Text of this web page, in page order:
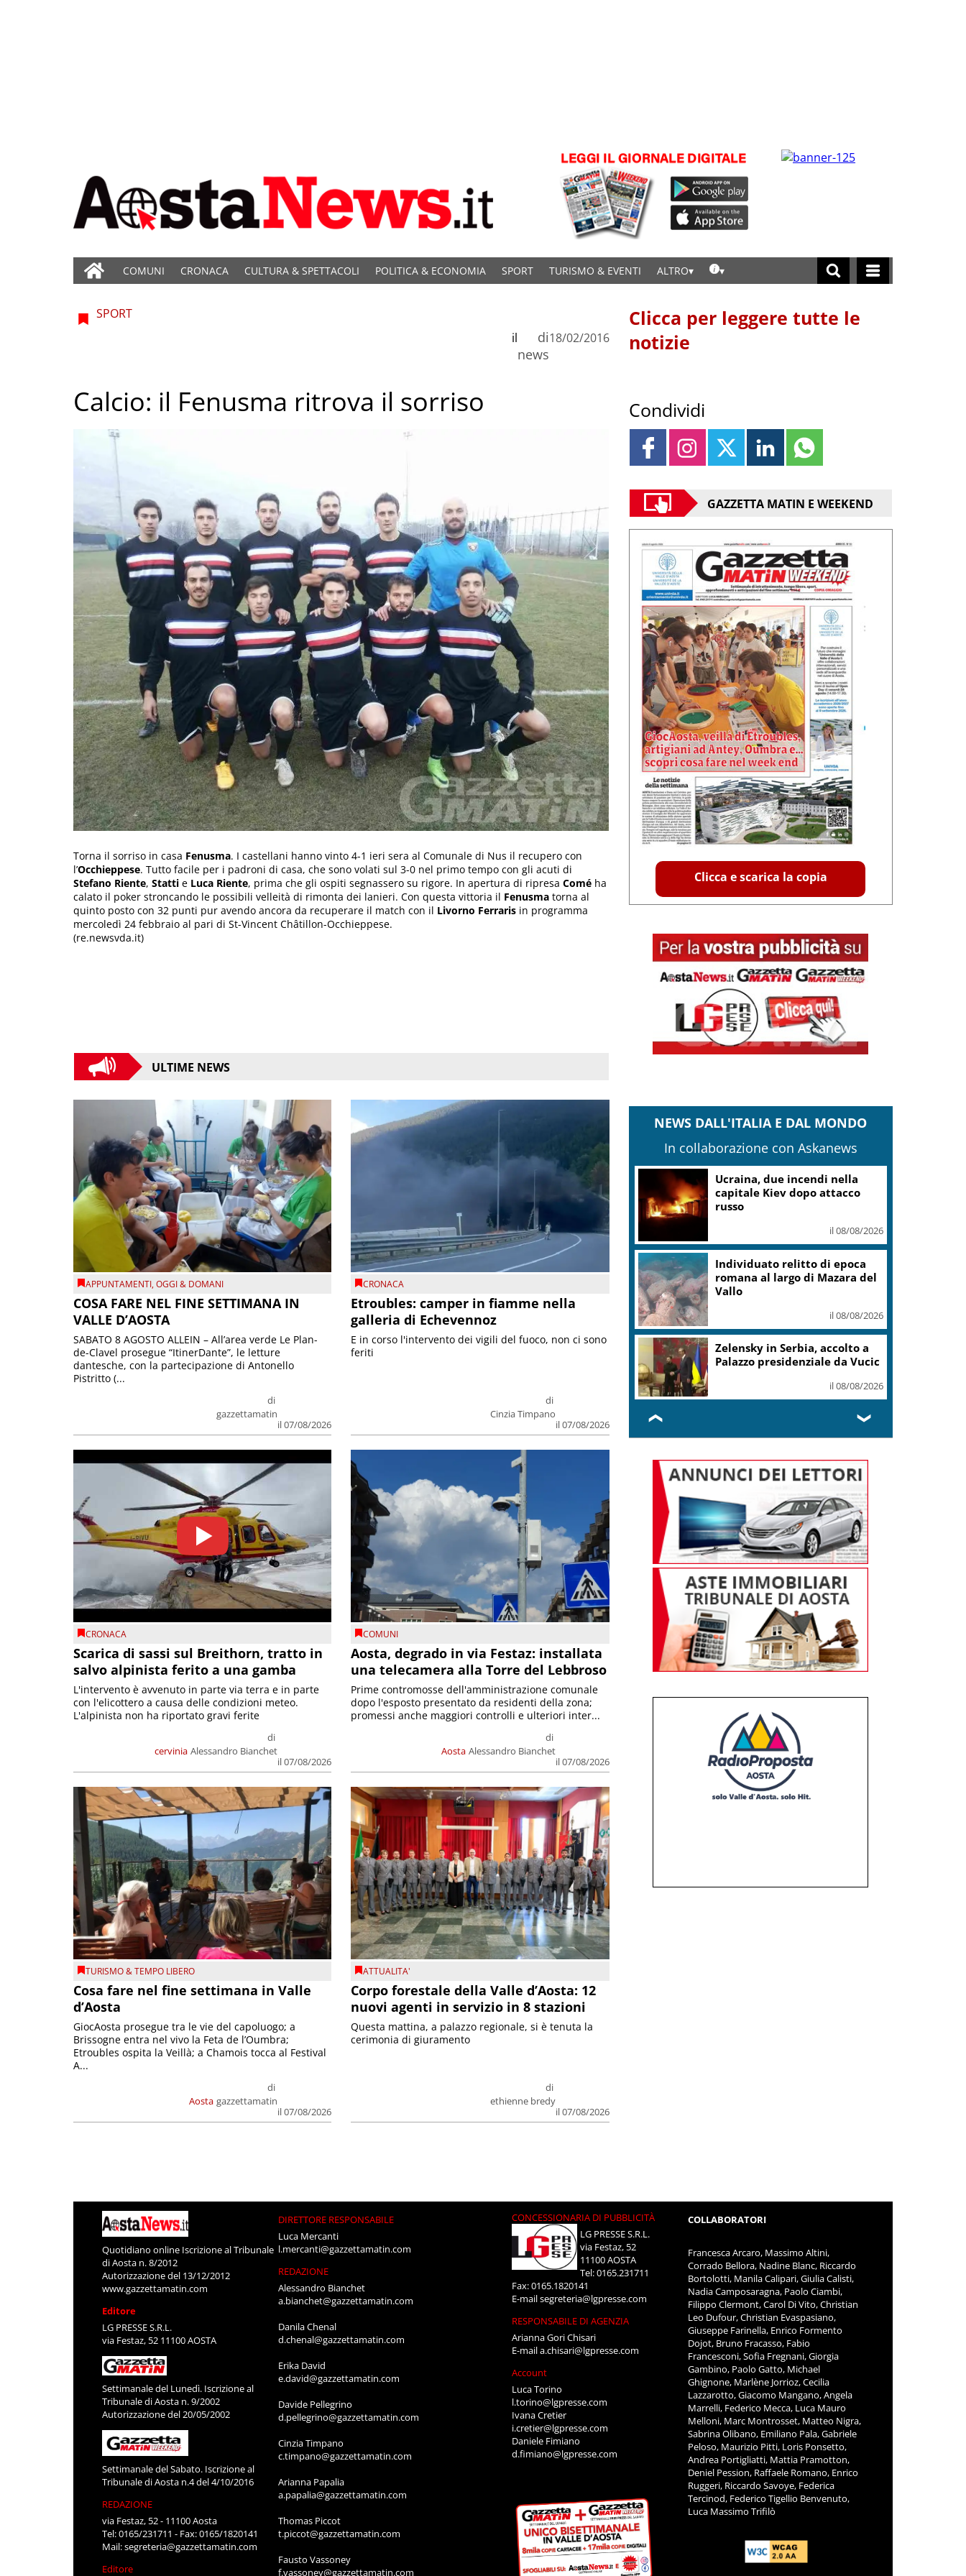
COMUNI CRONACA CULTURA & SPETTACOLI POLITICA & ECONOMIA SPORT TURISMO & EVENTI ALTRO
SPORT
di
news
il 18/02/2016
Calcio: il Fenusma ritrova il sorriso
Torna il sorriso in casa Fenusma. I castellani hanno vinto 4-1 ieri sera al Comunale di Nus il recupero con
l’Occhieppese. Tutto facile per i padroni di casa, che sono volati sul 3-0 nel primo tempo con gli acuti di
Stefano Riente, Statti e Luca Riente, prima che gli ospiti segnassero su rigore. In apertura di ripresa Comé ha
calato il poker stroncando le possibili velleità di rimonta dei lanieri. Con questa vittoria il Fenusma torna al
quinto posto con 32 punti pur avendo ancora da recuperare il match con il Livorno Ferraris in programma
mercoledì 24 febbraio al pari di St-Vincent Châtillon-Occhieppese.
(re.newsvda.it)
ULTIME NEWS
APPUNTAMENTI,OGGI & DOMANI
COSA FARE NEL FINE SETTIMANA IN
VALLE D’AOSTA
di
gazzettamatin
il 07/08/2026
SABATO 8 AGOSTO ALLEIN – All’area verde Le Plan-
de-Clavel prosegue “ItinerDante”, le letture
dantesche, con la partecipazione di Antonello
Pistritto (...
CRONACA
Etroubles: camper in fiamme nella
galleria di Echevennoz
di
Cinzia Timpano
il 07/08/2026
E in corso l'intervento dei vigili del fuoco, non ci sono
feriti
CRONACA
Scarica di sassi sul Breithorn, tratto in
salvo alpinista ferito a una gamba
cervinia
di
Alessandro Bianchet
il 07/08/2026
L'intervento è avvenuto in parte via terra e in parte
con l'elicottero a causa delle condizioni meteo.
L'alpinista non ha riportato gravi ferite
COMUNI
Aosta, degrado in via Festaz: installata
una telecamera alla Torre del Lebbroso
Aosta
di
Alessandro Bianchet
il 07/08/2026
Prime contromosse dell'amministrazione comunale
dopo l'esposto presentato da residenti della zona;
promessi anche maggiori controlli e ulteriori inter...
TURISMO & TEMPO LIBERO
Cosa fare nel fine settimana in Valle
d’Aosta
Aosta
di
gazzettamatin
il 07/08/2026
GiocAosta prosegue tra le vie del capoluogo; a
Brissogne entra nel vivo la Feta de l’Oumbra;
Etroubles ospita la Veillà; a Chamois tocca al Festival
A...
ATTUALITA'
Corpo forestale della Valle d’Aosta: 12
nuovi agenti in servizio in 8 stazioni
di
ethienne bredy
il 07/08/2026
Questa mattina, a palazzo regionale, si è tenuta la
cerimonia di giuramento
Clicca per leggere tutte le
notizie
Condividi
GAZZETTA MATIN E WEEKEND
Clicca e scarica la copia
NEWS DALL'ITALIA E DAL MONDO
In collaborazione con Askanews
Alessandro Taini, l’italiano
Emmy dietro nuova serie
Ghostbuster
il 08/08/2026
Agenzia spaziale italiana:
Mario Cospito commissario
straordianario
il 08/08/2026
Calcio, Uefa: risarcimento alla
presunta amante di Infantino
il 08/08/2026
❮ ❯
Quotidiano online Iscrizione al Tribunale
di Aosta n. 8/2012
Autorizzazione del 13/12/2012
www.gazzettamatin.com
Editore
LG PRESSE S.R.L.
via Festaz, 52 11100 AOSTA
Settimanale del Lunedì. Iscrizione al
Tribunale di Aosta n. 9/2002
Autorizzazione del 20/05/2002
Settimanale del Sabato. Iscrizione al
Tribunale di Aosta n.4 del 4/10/2016
REDAZIONE
via Festaz, 52 - 11100 Aosta
Tel: 0165/231711 - Fax: 0165/1820141
Mail:segreteria@gazzettamatin.com
Editore
DIRETTORE RESPONSABILE
Luca Mercanti
l.mercanti@gazzettamatin.com
REDAZIONE
Alessandro Bianchet
a.bianchet@gazzettamatin.com
Danila Chenal
d.chenal@gazzettamatin.com
Erika David
e.david@gazzettamatin.com
Davide Pellegrino
d.pellegrino@gazzettamatin.com
Cinzia Timpano
c.timpano@gazzettamatin.com
Arianna Papalia
a.papalia@gazzettamatin.com
Thomas Piccot
t.piccot@gazzettamatin.com
Fausto Vassoney
f.vassoney@gazzettamatin.com
CONCESSIONARIA DI PUBBLICITÀ
LG PRESSE S.R.L.
via Festaz, 52
11100 AOSTA
Tel: 0165.231711
Fax: 0165.1820141
E-mailsegreteria@lgpresse.com
RESPONSABILE DI AGENZIA
Arianna Gori Chisari
E-maila.chisari@lgpresse.com
Account
Luca Torino
l.torino@lgpresse.com
Ivana Cretier
i.cretier@lgpresse.com
Daniele Fimiano
d.fimiano@lgpresse.com
COLLABORATORI
Francesca Arcaro, Massimo Altini,
Corrado Bellora, Nadine Blanc, Riccardo
Bortolotti, Manila Calipari, Giulia Calisti,
Nadia Camposaragna, Paolo Ciambi,
Filippo Clermont, Carol Di Vito, Christian
Leo Dufour, Christian Evaspasiano,
Giuseppe Farinella, Enrico Formento
Dojot, Bruno Fracasso, Fabio
Francesconi, Sofia Fregnani, Giorgia
Gambino, Paolo Gatto, Michael
Ghignone, Marlène Jorrioz, Cecilia
Lazzarotto, Giacomo Mangano, Angela
Marrelli, Federico Mecca, Luca Mauro
Melloni, Marc Montrosset, Matteo Nigra,
Sabrina Olibano, Emiliano Pala, Gabriele
Peloso, Maurizio Pitti, Loris Ponsetto,
Andrea Portigliatti, Mattia Pramotton,
Deniel Pession, Raffaele Romano, Enrico
Ruggeri, Riccardo Savoye, Federica
Tercinod, Federico Tigellio Benvenuto,
Luca Massimo Trifilò